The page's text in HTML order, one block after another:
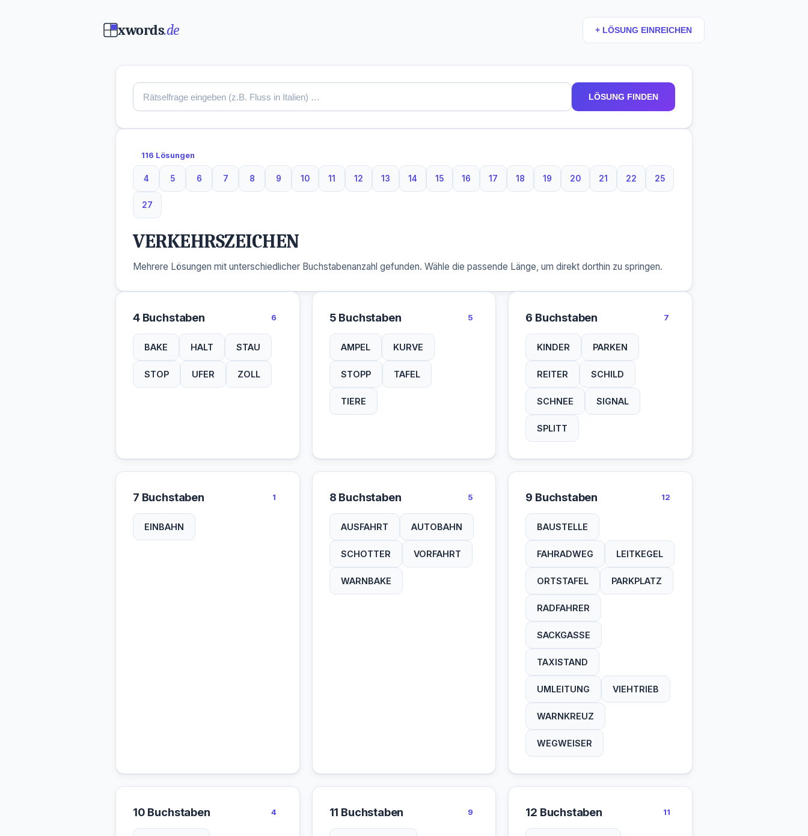
xwords.de + LÖSUNG EINREICHEN
LÖSUNG FINDEN
116 Lösungen
4
4 Buchstaben
5
5 Buchstaben
6
6 Buchstaben
7
7 Buchstaben
8
8 Buchstaben
9
9 Buchstaben
10
10 Buchstaben
11
11 Buchstaben
12
12 Buchstaben
13
13 Buchstaben
14
14 Buchstaben
15
15 Buchstaben
16
16 Buchstaben
17
17 Buchstaben
18
18 Buchstaben
19
19 Buchstaben
20
20 Buchstaben
21
21 Buchstaben
22
22 Buchstaben
25
25 Buchstaben
27
27 Buchstaben
VERKEHRSZEICHEN
Mehrere Lösungen mit unterschiedlicher Buchstabenanzahl gefunden. Wähle die passende Länge, um direkt dorthin zu springen.
4 Buchstaben 6
BAKE HALT STAU
STOP UFER ZOLL
5 Buchstaben 5
AMPEL KURVE
STOPP TAFEL
TIERE
6 Buchstaben 7
KINDER PARKEN
REITER SCHILD
SCHNEE SIGNAL
SPLITT
7 Buchstaben 1
EINBAHN
8 Buchstaben 5
AUSFAHRT AUTOBAHN
SCHOTTER VORFAHRT
WARNBAKE
9 Buchstaben 12
BAUSTELLE
FAHRADWEG LEITKEGEL
ORTSTAFEL PARKPLATZ
RADFAHRER
SACKGASSE
TAXISTAND
UMLEITUNG VIEHTRIEB
WARNKREUZ
WEGWEISER
10 Buchstaben 4 11 Buchstaben 9 12 Buchstaben 11